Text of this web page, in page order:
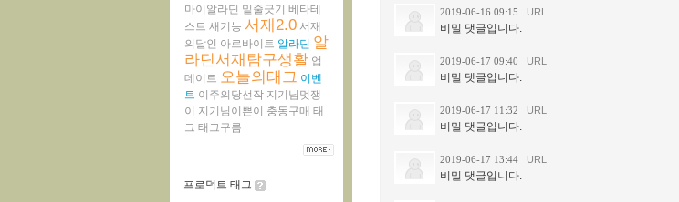
2019-06-16 09:15 URL
비밀 댓글입니다.
2019-06-17 09:40 URL
비밀 댓글입니다.
2019-06-17 11:32 URL
비밀 댓글입니다.
2019-06-17 13:44 URL
비밀 댓글입니다.
마이알라딘 밑줄긋기 베타테
스트 새기능 서재2.0 서재
의달인 아르바이트 알라딘 알
라딘서재탐구생활 업
데이트 오늘의태그 이벤
트 이주의당선작 지기님멋쟁
이
지기님이쁜이 충동구매 태
그 태그구름
프로덕트 태그